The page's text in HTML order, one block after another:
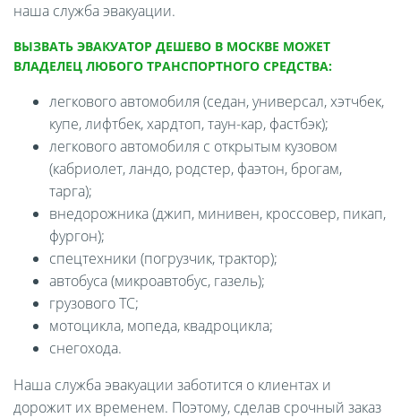
наша служба эвакуации.
ВЫЗВАТЬ ЭВАКУАТОР ДЕШЕВО В МОСКВЕ МОЖЕТ
ВЛАДЕЛЕЦ ЛЮБОГО ТРАНСПОРТНОГО СРЕДСТВА:
легкового автомобиля (седан, универсал, хэтчбек,
купе, лифтбек, хардтоп, таун-кар, фастбэк);
легкового автомобиля с открытым кузовом
(кабриолет, ландо, родстер, фаэтон, брогам,
тарга);
внедорожника (джип, минивен, кроссовер, пикап,
фургон);
спецтехники (погрузчик, трактор);
автобуса (микроавтобус, газель);
грузового ТС;
мотоцикла, мопеда, квадроцикла;
снегохода.
Наша служба эвакуации заботится о клиентах и
дорожит их временем. Поэтому, сделав срочный заказ